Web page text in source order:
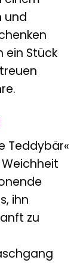
und
ein Stück
Teddybär«
ihn
zu